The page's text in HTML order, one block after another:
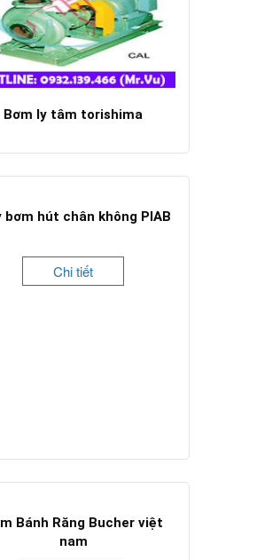
Bơm ly tâm torishima
bơm hút chân không PIAB
Chi tiết
Bánh Răng Bucher việt
nam